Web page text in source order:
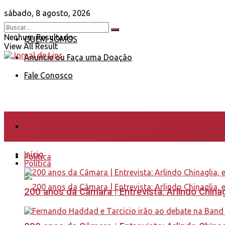
sábado, 8 agosto, 2026
QUEM SOMOS
Anuncie ou Faça uma Doação
Fale Conosco
Nenhum Resultado
View All Result
Política
Início
Política
200 anos da Câmara | Entrevista: Arlindo